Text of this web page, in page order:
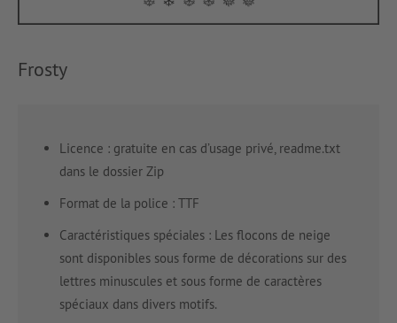
Frosty
Licence : gratuite en cas d’usage privé, readme.txt
dans le dossier Zip
Format de la police : TTF
Caractéristiques spéciales : Les flocons de neige
sont disponibles sous forme de décorations sur des
lettres minuscules et sous forme de caractères
spéciaux dans divers motifs.